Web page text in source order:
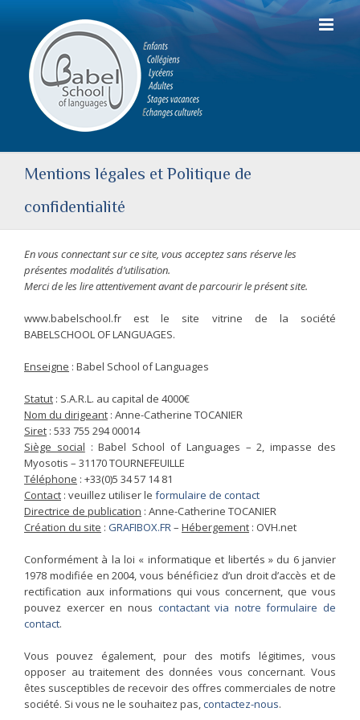
Mentions légales et Politique de
confidentialité
En vous connectant sur ce site, vous acceptez sans réserve les
présentes modalités d’utilisation.
Merci de les lire attentivement avant de parcourir le présent site.
www.babelschool.fr est le site vitrine de la société
BABELSCHOOL OF LANGUAGES.
Enseigne : Babel School of Languages
Statut : S.A.R.L. au capital de 4000€
Nom du dirigeant : Anne-Catherine TOCANIER
Siret : 533 755 294 00014
Siège social : Babel School of Languages – 2, impasse des
Myosotis – 31170 TOURNEFEUILLE
Téléphone : +33(0)5 34 57 14 81
Contact : veuillez utiliser le formulaire de contact
Directrice de publication : Anne-Catherine TOCANIER
Création du site : GRAFIBOX.FR– Hébergement : OVH.net
Conformément à la loi « informatique et libertés » du 6 janvier
1978 modifiée en 2004, vous bénéficiez d’un droit d’accès et de
rectification aux informations qui vous concernent, que vous
pouvez exercer en nous contactant via notre formulaire de
contact.
Vous pouvez également, pour des motifs légitimes, vous
opposer au traitement des données vous concernant. Vous
êtes susceptibles de recevoir des offres commerciales de notre
société. Si vous ne le souhaitez pas,contactez-nous.